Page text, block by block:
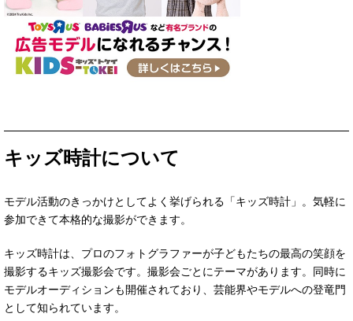
キッズ時計について
モデル活動のきっかけとしてよく挙げられる「キッズ時計」。気軽に
参加できて本格的な撮影ができます。
キッズ時計は、プロのフォトグラファーが子どもたちの最高の笑顔を
撮影するキッズ撮影会です。撮影会ごとにテーマがあります。同時に
モデルオーディションも開催されており、芸能界やモデルへの登竜門
として知られています。